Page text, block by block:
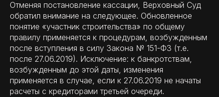
Отменяя постановление кассации, Верховный Суд
обратил внимание на следующее. Обновленное
понятие «участник строительства» по общему
правилу применяется к процедурам, возбужденным
после вступления в силу Закона № 151-ФЗ (т.е.
после 27.06.2019). Исключение: к банкротствам,
возбужденным до этой даты, изменения
применяется в случае, если к 27.06.2019 не начаты
расчеты с кредиторами третьей очереди.